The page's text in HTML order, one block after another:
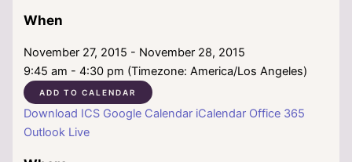
When
November 27, 2015 - November 28, 2015
9:45 am - 4:30 pm (Timezone: America/Los Angeles)
ADD TO CALENDAR
Download ICS Google Calendar iCalendar Office 365
Outlook Live